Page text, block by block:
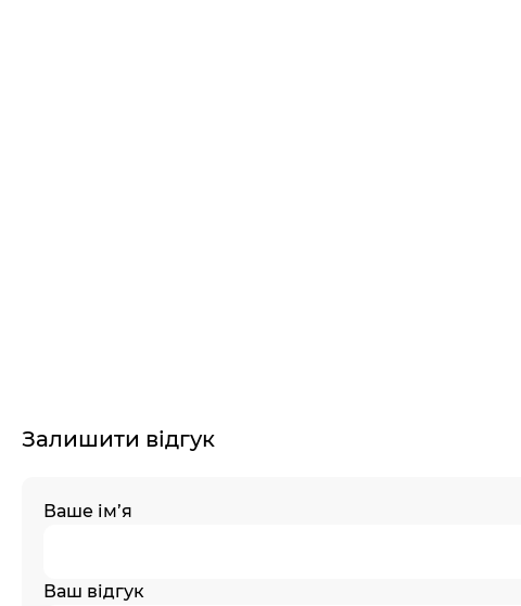
Залишити відгук
Ваше ім’я
Ваш відгук